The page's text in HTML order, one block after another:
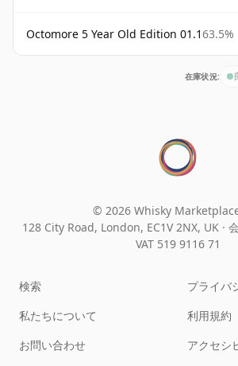
Octomore 5 Year Old Edition 01.163.5%
在庫状況:
© 2026 Whisky
128 City Road, London, EC1V 2NX, UK ·
VAT 519 9116 71
検索
私たちについて
お問い合わせ
プライバ
利用規約
アクセシ